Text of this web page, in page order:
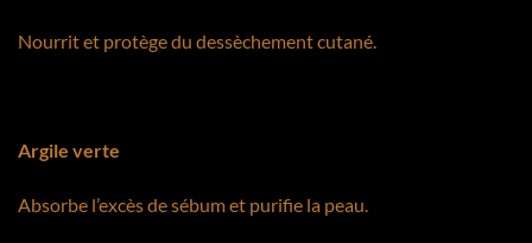
Nourrit et protège du dessèchement cutané.
Argile verte
Absorbe l’excès de sébum et purifie la peau.